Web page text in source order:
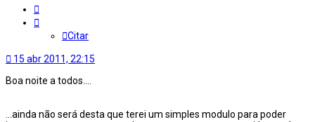
Citar
15 abr 2011, 22:15
Boa noite a todos....
...ainda não será desta que terei um simples modulo para poder